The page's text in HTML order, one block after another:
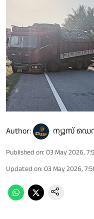
Author: ന്യൂസ്
Published on: 03 May 2026,
Updated on: 03 May 2026,